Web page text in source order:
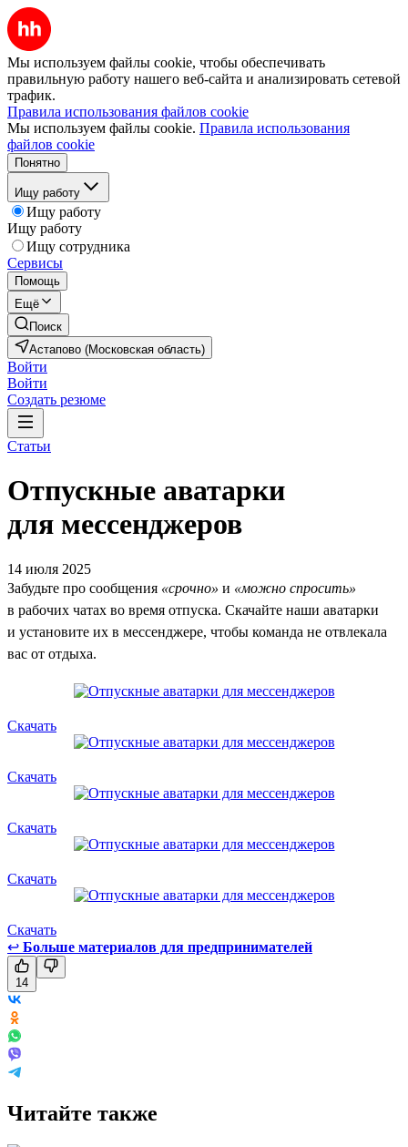
Мы используем файлы cookie, чтобы обеспечивать
правильную работу нашего веб-сайта и анализировать сетевой
трафик.
Правила использования файлов cookie
Мы используем файлы cookie. Правила использования
файлов cookie
Понятно
Ищу работу
Ищу работу
Ищу работу
Ищу сотрудника
Сервисы
Помощь
Ещё
Поиск
Астапово (Московская область)
Войти
Войти
Создать резюме
Статьи
Отпускные аватарки
для мессенджеров
14 июля 2025
Забудьте про сообщения «срочно» и «можно спросить»
в рабочих чатах во время отпуска. Скачайте наши аватарки
и установите их в мессенджере, чтобы команда не отвлекала
вас от отдыха.
Скачать
Скачать
Скачать
Скачать
Скачать
↩ Больше материалов для предпринимателей
14
Читайте также